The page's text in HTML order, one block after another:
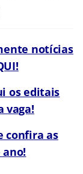
notícias
os editais
vaga!
confira as